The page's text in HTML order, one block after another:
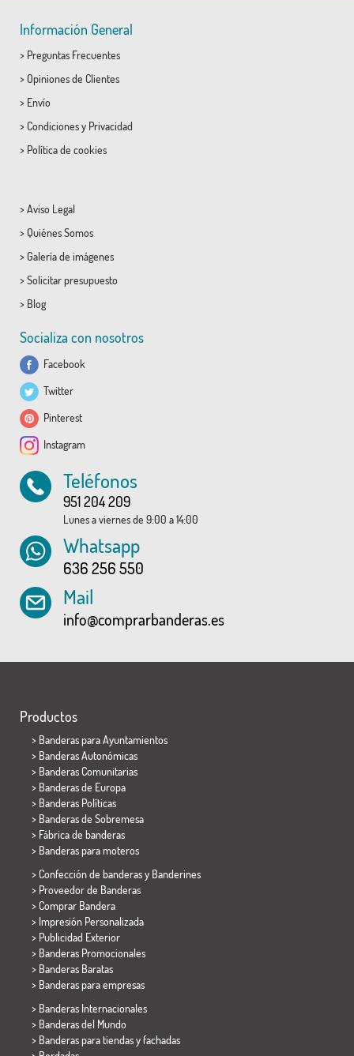
Información General
> Preguntas Frecuentes
> Opiniones de Clientes
> Envío
> Condicionesy Privacidad
> Política de cookies
> Aviso Legal
> Quiénes Somos
> Galería de imágenes
> Solicitar presupuesto
> Blog
Socializa con nosotros
Facebook
Twitter
Pinterest
Instagram
Teléfonos
951 204 209
Lunes a viernes de 9:00 a 14:00
Whatsapp
636 256 550
Mail
info@comprarbanderas.es
Productos
> Banderas para Ayuntamientos
> Banderas Autonómicas
> Banderas Comunitarias
> Banderas de Europa
> Banderas Políticas
> Banderas de Sobremesa
> Fábrica de banderas
> Banderas para moteros
> Confección de banderas y Banderines
> Proveedor de Banderas
> Comprar Bandera
> Impresión Personalizada
> Publicidad Exterior
> Banderas Promocionales
> Banderas Baratas
> Banderas para empresas
> Banderas Internacionales
> Banderas del Mundo
> Banderas para tiendas y fachadas